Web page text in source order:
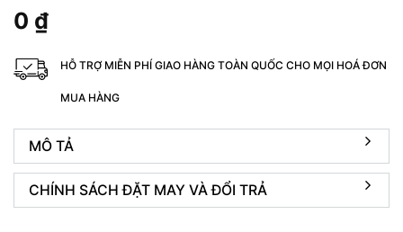
0 ₫
HỖ TRỢ MIỄN PHÍ GIAO HÀNG TOÀN QUỐC CHO MỌI HOÁ ĐƠN
MUA HÀNG
MÔ TẢ
CHÍNH SÁCH ĐẶT MAY VÀ ĐỔI TRẢ